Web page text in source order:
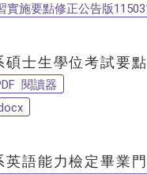
實施要點修正公告版
碩士生學位考試要
閱讀器
英語能力檢定畢業